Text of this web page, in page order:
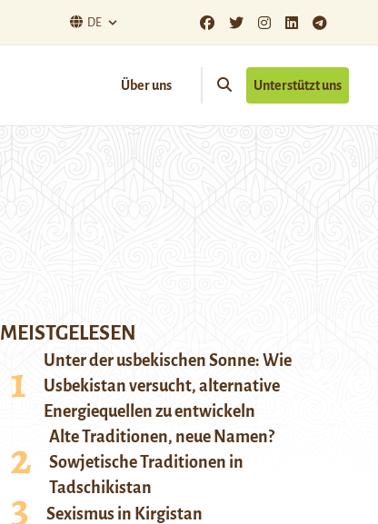
DE
Über uns Unterstützt uns
MEISTGELESEN
Unter der usbekischen Sonne: Wie
Usbekistan versucht, alternative
Energiequellen zu entwickeln
Alte Traditionen, neue Namen?
Sowjetische Traditionen in
Tadschikistan
Sexismus in Kirgistan